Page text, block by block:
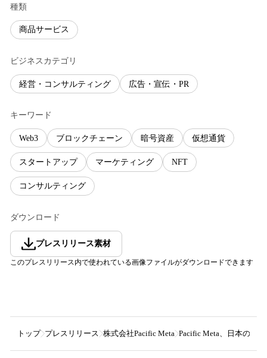
種類
商品サービス
ビジネスカテゴリ
経営・コンサルティング 広告・宣伝・PR
キーワード
Web3 ブロックチェーン 暗号資産 仮想通貨
スタートアップ マーケティング NFT
コンサルティング
ダウンロード
プレスリリース素材
このプレスリリース内で使われている画像ファイルがダウンロードできます
トップ プレスリリース 株式会社Pacific Meta Pacific Meta、日本の